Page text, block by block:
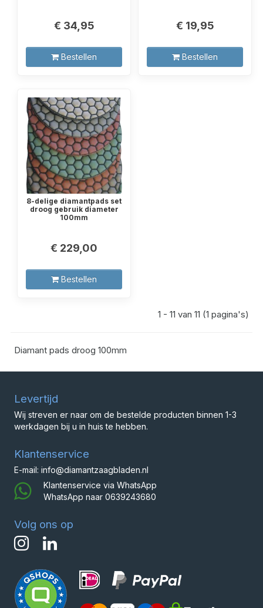
€ 34,95
Bestellen
€ 19,95
Bestellen
8-delige diamantpads set
droog gebruik diameter
100mm
€ 229,00
Bestellen
1 - 11 van 11 (1 pagina's)
Diamant pads droog 100mm
Levertijd
Wij streven er naar om de bestelde producten binnen 1-3
werkdagen bij u in huis te hebben.
Klantenservice
E-mail: info@diamantzaagbladen.nl
Klantenservice via WhatsApp
WhatsApp naar 0639243680
Volg ons op